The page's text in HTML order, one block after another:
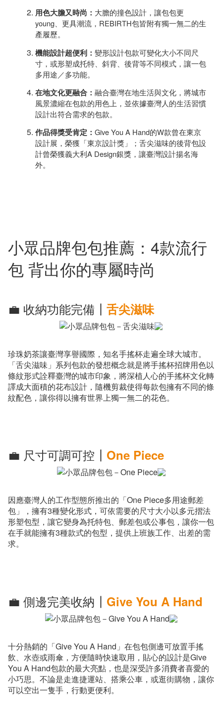
用色大膽又時尚： 大膽的撞色設計，讓包包更
young、更具潮流，REBIRTH包皆附有獨一無二的生
產履歷。
機能設計超便利： 變形設計包款可變化大小不同尺
寸，或形塑成托特、斜背、後背等不同模式，讓一包
多用途／多功能。
在地文化更融合： 融合臺灣在地生活與文化，將城市
風景濃縮在包款的用色上，並依據臺灣人的生活習慣
設計出符合需求的包款。
作品得獎受肯定： Give You A Hand的W款曾在東京
設計展，榮獲「東京設計獎」；舌尖滋味的後背包設
計曾榮獲義大利A Design銀獎，讓臺灣設計揚名海
外。
小眾品牌包包推薦：4款流行
包 背出你的專屬時尚
💼 收納功能完備┃ 舌尖滋味
珍珠奶茶讓臺灣享譽國際，知名手搖杯走遍全球大城市。
「舌尖滋味」系列包款的發想概念就是將手搖杯招牌用色以
條紋形式詮釋臺灣的城市印象，將深植人心的手搖杯文化轉
譯成大面積的花布設計，隨機剪裁使得每款包擁有不同的條
紋配色，讓你得以擁有世界上獨一無二的花色。
💼 尺寸可調可控┃ One Piece
因應臺灣人的工作型態所推出的「One Piece多用途郵差
包」，擁有3種變化形式，可依需要的尺寸大小以多元摺法
形塑包型，讓它變身為托特包、郵差包或公事包，讓你一包
在手就能擁有3種款式的包型，提供上班族工作、出差的需
求。
💼 側邊完美收納┃ Give You A Hand
十分熱銷的「Give You A Hand」在包包側邊可放置手搖
飲、水壺或雨傘，方便隨時快速取用，貼心的設計是Give
You A Hand包款的最大亮點，也是深受許多消費者喜愛的
小巧思。不論是走進捷運站、搭乘公車，或逛街購物，讓你
可以空出一隻手，行動更便利。